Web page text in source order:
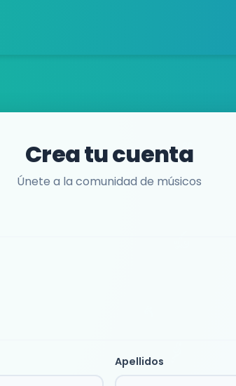
Crea tu cuenta
Únete a la comunidad de músicos
Apellidos